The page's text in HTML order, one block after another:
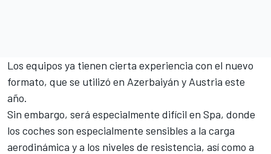
Los equipos ya tienen cierta experiencia con el nuevo
formato, que se utilizó en Azerbaiyán y Austria este
año.
Sin embargo, será especialmente difícil en Spa, donde
los coches son especialmente sensibles a la carga
aerodinámica y a los niveles de resistencia, así como a